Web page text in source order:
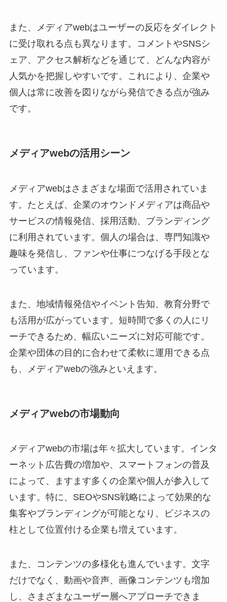
また、メディアwebはユーザーの反応をダイレクト
に受け取れる点も異なります。コメントやSNSシ
ェア、アクセス解析などを通じて、どんな内容が
人気かを把握しやすいです。これにより、企業や
個人は常に改善を図りながら発信できる点が強み
です。
メディアwebの活用シーン
メディアwebはさまざまな場面で活用されていま
す。たとえば、企業のオウンドメディアは商品や
サービスの情報発信、採用活動、ブランディング
に利用されています。個人の場合は、専門知識や
趣味を発信し、ファンや仕事につなげる手段とな
っています。
また、地域情報発信やイベント告知、教育分野で
も活用が広がっています。短時間で多くの人にリ
ーチできるため、幅広いニーズに対応可能です。
企業や団体の目的に合わせて柔軟に運用できる点
も、メディアwebの強みといえます。
メディアwebの市場動向
メディアwebの市場は年々拡大しています。インタ
ーネット広告費の増加や、スマートフォンの普及
によって、ますます多くの企業や個人が参入して
います。特に、SEOやSNS戦略によって効果的な
集客やブランディングが可能となり、ビジネスの
柱として位置付ける企業も増えています。
また、コンテンツの多様化も進んでいます。文字
だけでなく、動画や音声、画像コンテンツも増加
し、さまざまなユーザー層へアプローチできま